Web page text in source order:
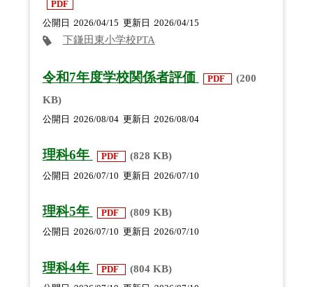
PDF
公開日
2026/04/15 更新日 2026/04/15
下鎌田東小学校PTA
令和7年度学校関係者評価 PDF
(200
KB)
公開日 2026/08/04 更新日 2026/08/04
理科6年 PDF (828 KB)
公開日 2026/07/10 更新日 2026/07/10
理科5年 PDF (809 KB)
公開日 2026/07/10 更新日 2026/07/10
理科4年 PDF (804 KB)